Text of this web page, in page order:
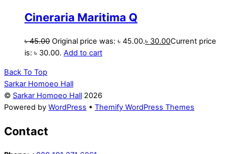
Cineraria Maritima Q
৳45.00 Original price was: ৳ 45.00.৳ 30.00Current price
is: ৳ 30.00. Add to cart
Back To Top
Sarkar Homoeo Hall
© Sarkar Homoeo Hall 2026
Powered by WordPress • Themify WordPress Themes
Contact